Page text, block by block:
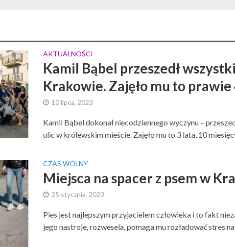
AKTUALNOŚCI
Kamil Bąbel przeszedł
Krakowie. Zajęło mu to prawie
10 lipca, 2023
Kamil Bąbel dokonał niecodziennego wyczynu –
ulic w królewskim mieście. Zajęło mu to 3 lata, 10
CZAS WOLNY
Miejsca na spacer z psem w
25 stycznia, 2023
Pies jest najlepszym przyjacielem człowieka i to fakt
jego nastroje, rozwesela, pomaga mu rozładować stres